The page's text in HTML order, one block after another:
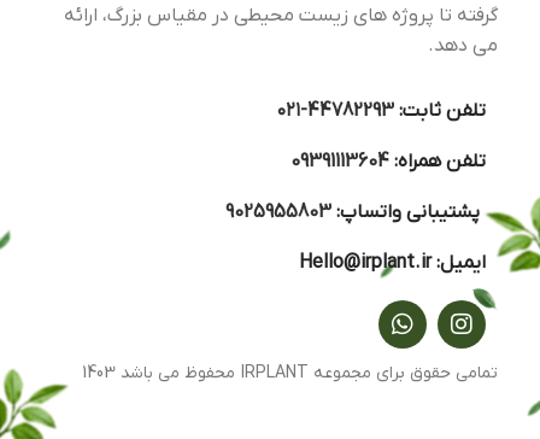
گرفته تا پروژه های زیست محیطی در مقیاس بزرگ، ارائه
می دهد.
تلفن ثابت:44782293-۰۲۱
تلفن همراه:09391113604
پشتیبانی واتساپ:9025955803
ایمیل:Hello@irplant.ir
تمامی حقوق برای مجموعه IRPLANT محفوظ می باشد 1403